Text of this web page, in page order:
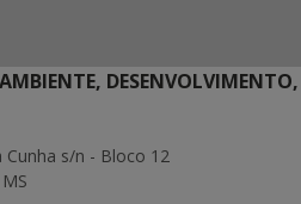
Cunha s/n - Bloco 12